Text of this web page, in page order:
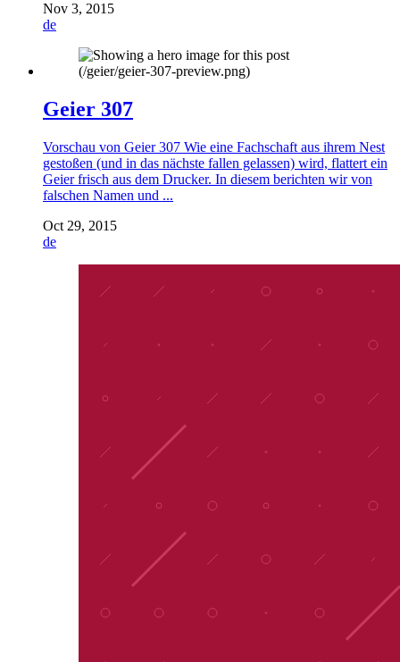
Nov 3, 2015
de
Geier 307
Vorschau von Geier 307 Wie eine Fachschaft aus ihrem Nest
gestoßen (und in das nächste fallen gelassen) wird, flattert ein
Geier frisch aus dem Drucker. In diesem berichten wir von
falschen Namen und ...
Oct 29, 2015
de